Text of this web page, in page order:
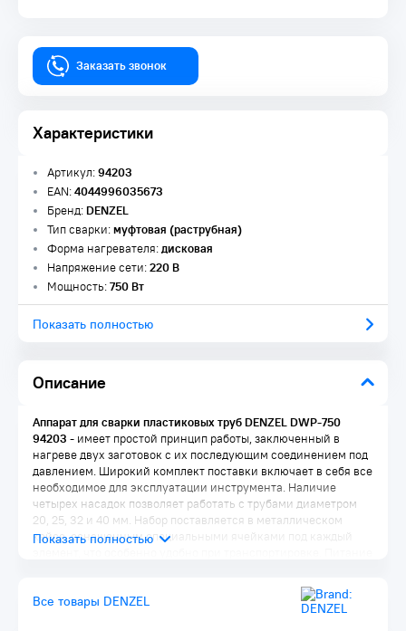
Заказать звонок
Характеристики
Описание
Артикул:94203
EAN:4044996035673
Бренд:DENZEL
Тип сварки:муфтовая (раструбная)
Форма нагревателя:дисковая
Напряжение сети:220 В
Мощность:750 Вт
Показать полностью
Аппарат для сварки пластиковых труб DENZEL DWP-750
94203 - имеет простой принцип работы, заключенный в
нагреве двух заготовок с их последующим соединением под
давлением. Широкий комплект поставки включает в себя все
необходимое для эксплуатации инструмента. Наличие
четырех насадок позволяет работать с трубами диаметром
20, 25, 32 и 40 мм. Набор поставляется в металлическом
кейсе, оснащенным специальными ячейками под каждый
Преимущества:
Все товары DENZEL